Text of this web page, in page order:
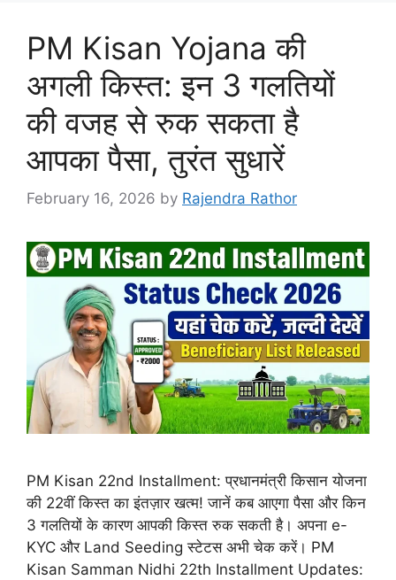
PM Kisan Yojana की
अगली किस्त: इन 3 गलतियों
की वजह से रुक सकता है
आपका पैसा, तुरंत सुधारें
February 16, 2026 by Rajendra Rathor
​PM Kisan 22nd Installment: प्रधानमंत्री किसान योजना
की 22वीं किस्त का इंतज़ार खत्म! जानें कब आएगा पैसा और किन
3 गलतियों के कारण आपकी किस्त रुक सकती है। अपना e-
KYC और Land Seeding स्टेटस अभी चेक करें। PM
Kisan Samman Nidhi 22th Installment Updates: